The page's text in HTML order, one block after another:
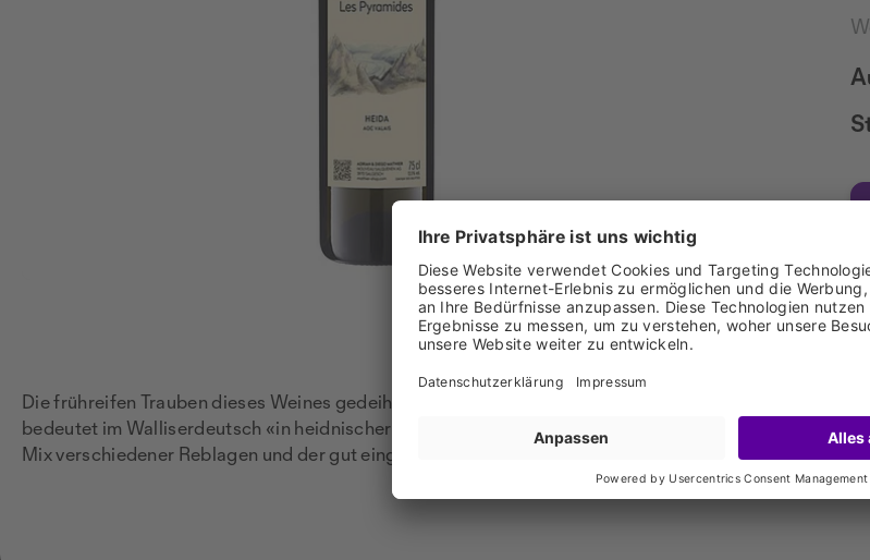
Die frühreifen Trauben dieses Weines gedeihen ganz hervorragend in rauen Höhenlagen auf bis zu
bedeutet im Walliserdeutsch «in heidnischer Zeit»; bereits die Kelten bauten diese Traube im Wallis
Mix verschiedener Reblagen und der gut eingebundenen Säure.